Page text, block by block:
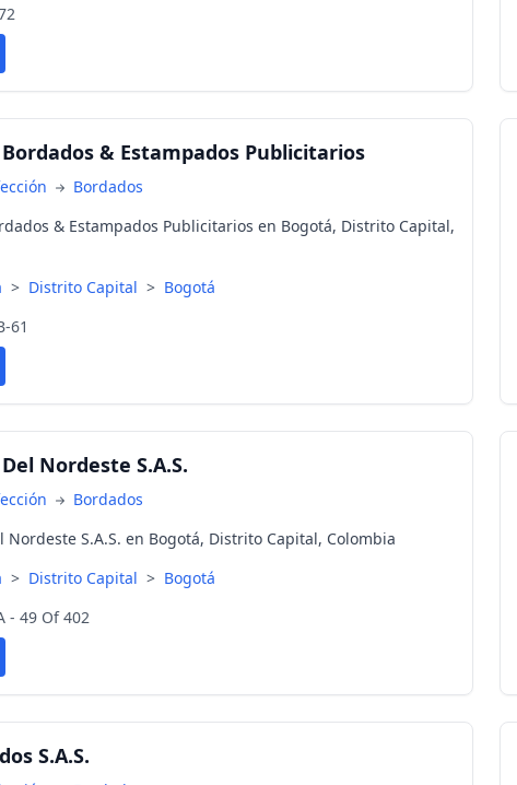
& Estampados Publicitarios
Bordados
& Estampados Publicitarios en Bogotá, Distrito Capital,
> Distrito Capital > Bogotá
61
Nordeste S.A.S.
Bordados
Nordeste S.A.S. en Bogotá, Distrito Capital, Colombia
> Distrito Capital > Bogotá
- 49 Of 402
S.A.S.